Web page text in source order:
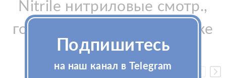
Nitrile нитриловые смотр.,
голубые, XS, 50 пар в блоке
(Бинови), также купили
Подпишитесь
на наш канал в Telegram